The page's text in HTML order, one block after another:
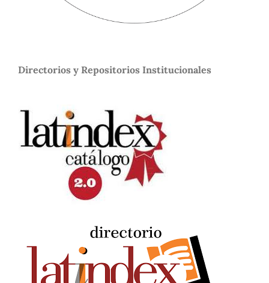
Directorios y Repositorios Institucionales